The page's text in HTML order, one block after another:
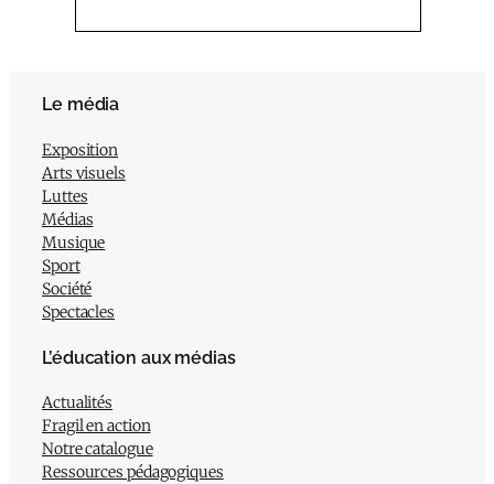
Le média
Exposition
Arts visuels
Luttes
Médias
Musique
Sport
Société
Spectacles
L’éducation aux médias
Actualités
Fragil en action
Notre catalogue
Ressources pédagogiques